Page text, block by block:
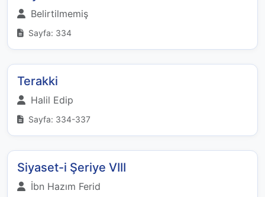
Belirtilmemiş
Sayfa: 334
Terakki
Halil Edip
Sayfa: 334-337
Siyaset-i Şeriye VIII
İbn Hazım Ferid